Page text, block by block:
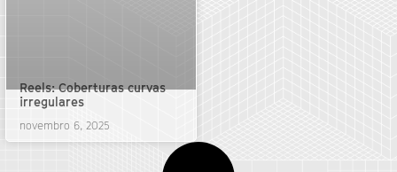
Reels: Coberturas curvas
irregulares
novembro 6, 2025